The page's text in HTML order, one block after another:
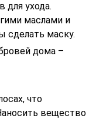
для ухода.
маслами и
сделать маску.
дома –
что
вещество